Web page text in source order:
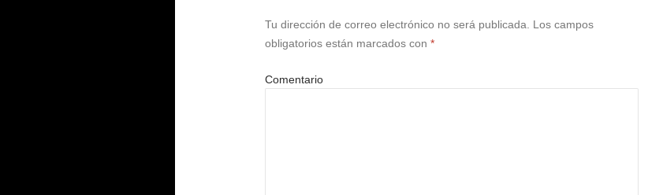
Tu dirección de correo electrónico no será publicada.
Los campos
obligatorios están marcados con *
Comentario